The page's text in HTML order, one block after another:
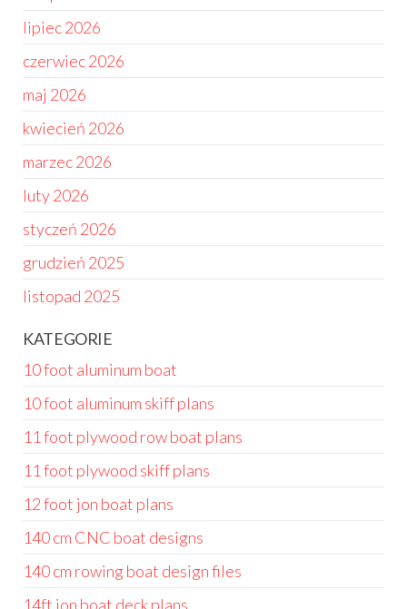
lipiec 2026
czerwiec 2026
maj 2026
kwiecień 2026
marzec 2026
luty 2026
styczeń 2026
grudzień 2025
listopad 2025
KATEGORIE
10 foot aluminum boat
10 foot aluminum skiff plans
11 foot plywood row boat plans
11 foot plywood skiff plans
12 foot jon boat plans
140 cm CNC boat designs
140 cm rowing boat design files
14ft jon boat deck plans